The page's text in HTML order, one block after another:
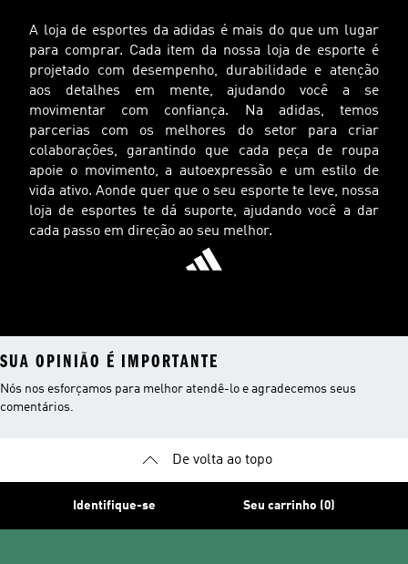
A loja de esportes da adidas é mais do que um lugar
para comprar. Cada item da nossa loja de esporte é
projetado com desempenho, durabilidade e atenção
aos detalhes em mente, ajudando você a se
movimentar com confiança. Na adidas, temos
parcerias com os melhores do setor para criar
colaborações, garantindo que cada peça de roupa
apoie o movimento, a autoexpressão e um estilo de
vida ativo. Aonde quer que o seu esporte te leve, nossa
loja de esportes te dá suporte, ajudando você a dar
cada passo em direção ao seu melhor.
SUA OPINIÃO É IMPORTANTE
Nós nos esforçamos para melhor atendê-lo e agradecemos seus
comentários.
De volta ao topo
Identifique-se Seu carrinho (0)